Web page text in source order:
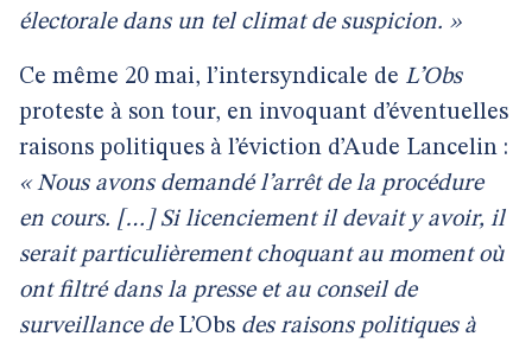
électorale dans un tel climat de suspicion. »
Ce même 20 mai, l’intersyndicale de L’Obs
proteste à son tour, en invoquant d’éventuelles
raisons politiques à l’éviction d’Aude Lancelin :
« Nous avons demandé l’arrêt de la procédure
en cours. […] Si licenciement il devait y avoir, il
serait particulièrement choquant au moment où
ont filtré dans la presse et au conseil de
surveillance de L’Obs des raisons politiques à